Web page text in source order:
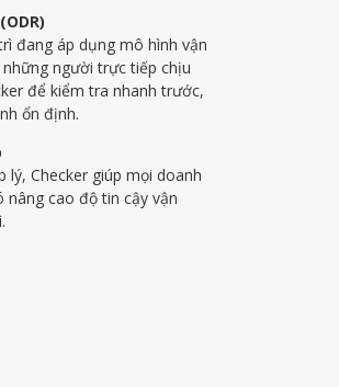
đang áp dụng mô hình vận
người trực tiếp chịu
để kiểm tra nhanh trước,
ổn định.
lý, Checker giúp mọi doanh
nâng cao độ tin cậy vận